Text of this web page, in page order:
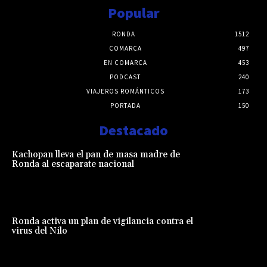
Popular
RONDA
1512
COMARCA
497
EN COMARCA
453
PODCAST
240
VIAJEROS ROMÁNTICOS
173
PORTADA
150
Destacado
Kachopan lleva el pan de masa madre de
Ronda al escaparate nacional
Ronda activa un plan de vigilancia contra el
virus del Nilo